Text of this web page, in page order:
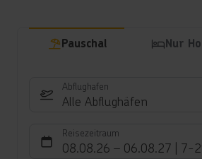
Pauschal Nur
Abflughafen
Alle Abflughäfen
Reisezeitraum
08.08.26 – 06.08.27 7-